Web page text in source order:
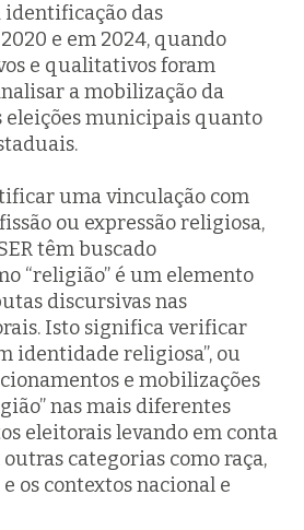
identificação das
e em 2024, quando
e qualitativos foram
a mobilização da
municipais quanto
uma vinculação com
ou expressão religiosa,
têm buscado
“religião” é um elemento
discursivas nas
Isto significa verificar
identidade religiosa”, ou
e mobilizações
nas mais diferentes
eleitorais levando em conta
categorias como raça,
os contextos nacional e